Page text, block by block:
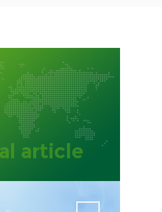
通变形监测
article